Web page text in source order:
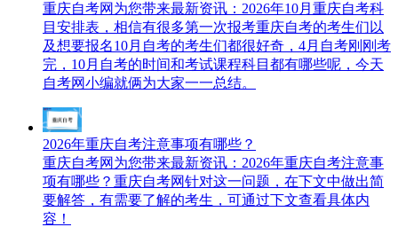
重庆自考网​为您带来最新资讯：2026年10月重庆自考科
目安排表，相信有很多第一次报考重庆自考的考生们以
及想要报名10月自考的考生们都很好奇，4月自考刚刚考
完，10月自考的时间和考试课程科目都有哪些呢，今天
自考网小编就俩为大家一一总结。
2026年重庆自考注意事项有哪些？
重庆自考网为您带来最新资讯：2026年重庆自考注意事
项有哪些？重庆自考网针对这一问题，在下文中做出简
要解答，有需要了解的考生，可通过下文查看具体内
容！